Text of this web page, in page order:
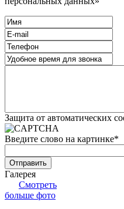
Защита от автоматических
Введите слово на картинке*
Галерея
Смотреть
больше фото